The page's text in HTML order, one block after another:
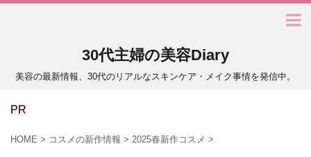
30代主婦の美容Diary
美容の最新情報、30代のリアルなスキンケア・メイク事情を発信中。
PR
HOME > コスメの新作情報 > 2025春新作コスメ >